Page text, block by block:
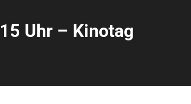
Uhr – Kinotag